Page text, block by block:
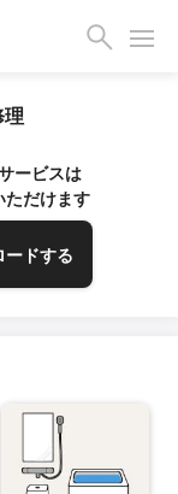
ービスは
ただけます
ードする